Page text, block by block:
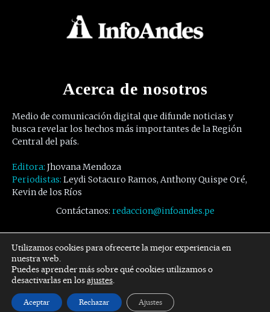
Acerca de nosotros
Medio de comunicación digital que difunde noticias y
busca revelar los hechos más importantes de la Región
Central del país.
Editora: Jhovana Mendoza
Periodistas: Leydi Sotacuro Ramos, Anthony Quispe Oré,
Kevin de los Ríos
Contáctanos: redaccion@infoandes.pe
Síguenos
Facebook Twitter Youtube
Utilizamos cookies para ofrecerte la mejor experiencia en
nuestra web.
Puedes aprender más sobre qué cookies utilizamos o
desactivarlas en losajustes.
Aceptar Rechazar Ajustes